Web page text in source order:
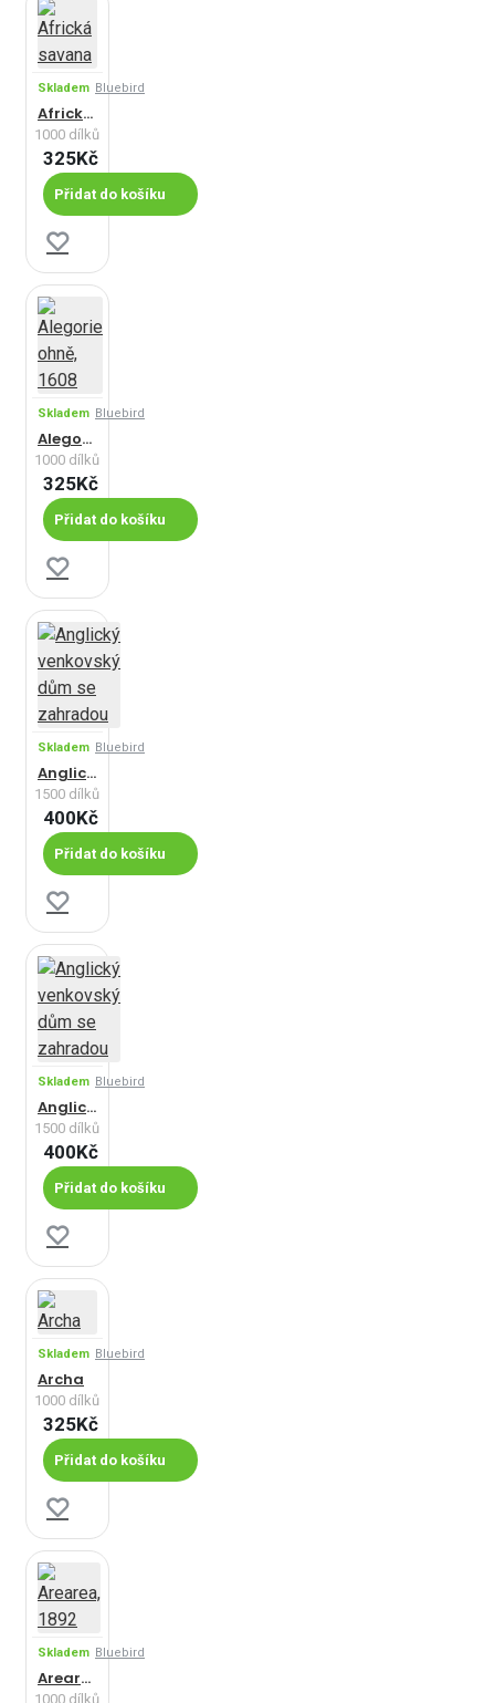
Skladem Bluebird
Africká savana
1000 dílků
325Kč
Přidat do košíku
Skladem Bluebird
Alegorie ohně, 1608
1000 dílků
325Kč
Přidat do košíku
Skladem Bluebird
Anglický venkovský dům se zahradou
1500 dílků
400Kč
Přidat do košíku
Skladem Bluebird
Anglický venkovský dům se zahradou
1500 dílků
400Kč
Přidat do košíku
Skladem Bluebird
Archa
1000 dílků
325Kč
Přidat do košíku
Skladem Bluebird
Arearea, 1892
1000 dílků